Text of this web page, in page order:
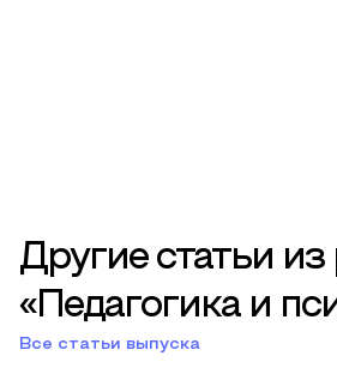
Другие статьи из
«Педагогика и
Все статьи выпуска